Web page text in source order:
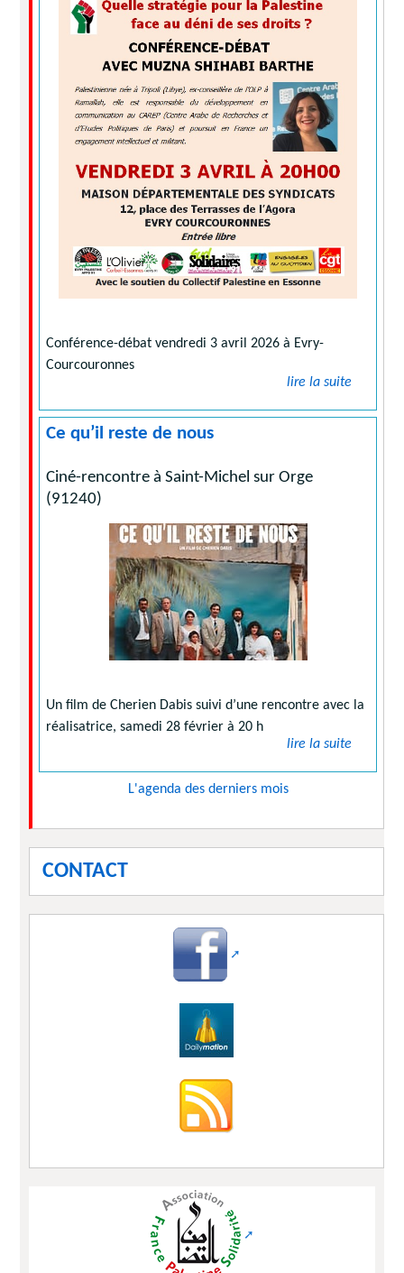
Conférence-débat vendredi 3 avril 2026 à Evry-
Courcouronnes
lire la suite
Ce qu’il reste de nous
Ciné-rencontre à Saint-Michel sur Orge
(91240)
Un film de Cherien Dabis suivi d’une rencontre avec la
réalisatrice, samedi 28 février à 20 h
lire la suite
L'agenda des derniers mois
CONTACT